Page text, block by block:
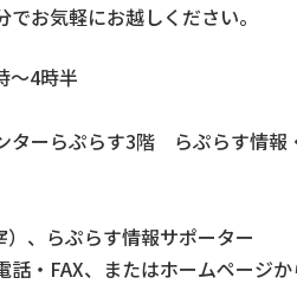
お気軽にお越しください。
～4時半
ターらぷらす3階 らぷらす情報
、らぷらす情報サポーター
・FAX、またはホームページ